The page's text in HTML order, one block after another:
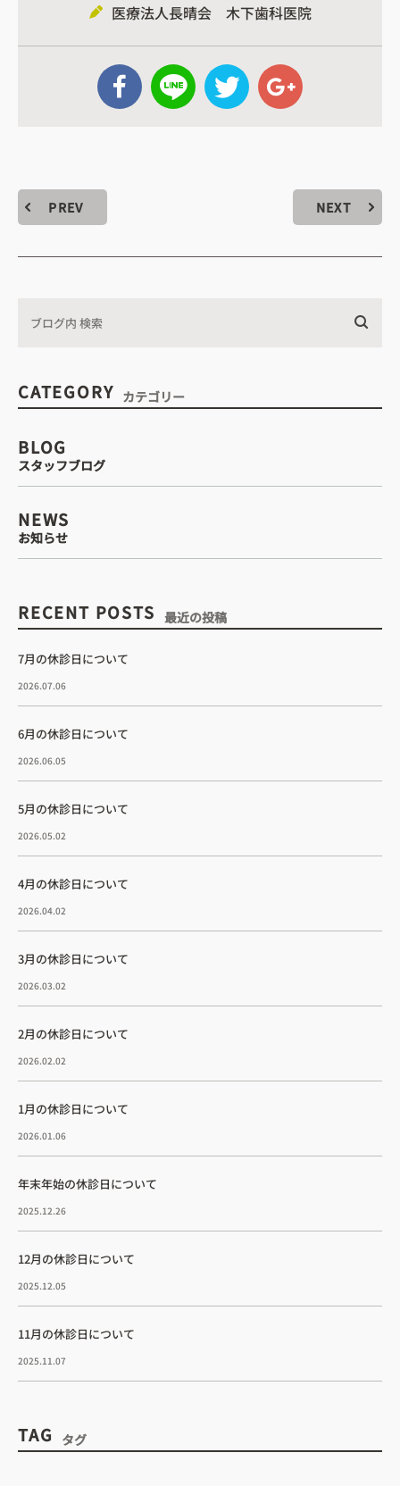
WEB予約はこちら
医療法人長晴会 木下歯科医院
PREV NEXT
CATEGORY カテゴリー
BLOG
スタッフブログ
NEWS
お知らせ
RECENT POSTS 最近の投稿
7月の休診日について
2026.07.06
6月の休診日について
2026.06.05
5月の休診日について
2026.05.02
4月の休診日について
2026.04.02
3月の休診日について
2026.03.02
2月の休診日について
2026.02.02
1月の休診日について
2026.01.06
年末年始の休診日について
2025.12.26
12月の休診日について
2025.12.05
11月の休診日について
2025.11.07
TAG タグ